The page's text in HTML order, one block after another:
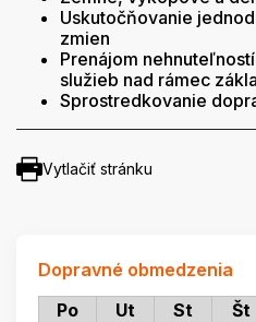
Uskutočňovanie
zmien
Prenájom
služieb nad rámec
Sprostredkovanie
Vytlačiť stránku
Dopravné obmedzenia
Po
Ut St Št